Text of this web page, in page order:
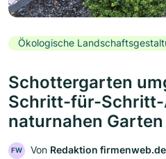
Ökologische
Schottergarten
Schritt-für-Schritt-
naturnahen Garten
FW Von Redaktion firmenweb.de